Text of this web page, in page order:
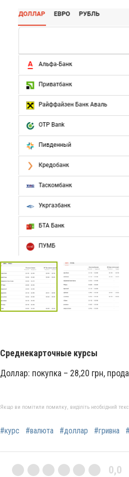
Среднекарточные курсы
Доллар: покупка – 28,20 грн,
Якщо ви помітили помилку, виділіть необхідний
#курс #валюта #доллар #гривна
0,0